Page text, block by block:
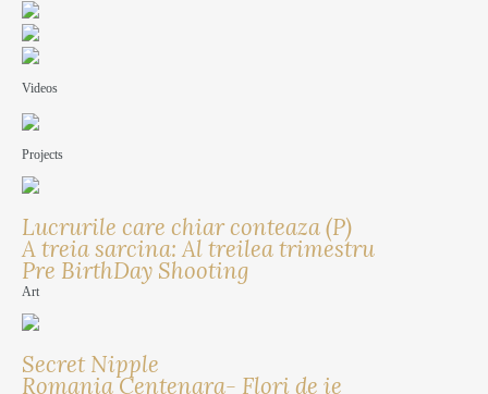
Videos
Projects
Lucrurile care chiar conteaza (P)
A treia sarcina: Al treilea trimestru
Pre BirthDay Shooting
Art
Secret Nipple
Romania Centenara- Flori de ie